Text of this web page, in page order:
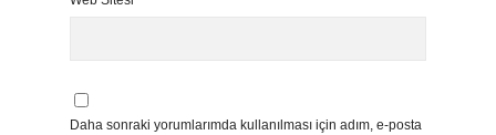
Daha sonraki yorumlarımda kullanılması için adım, e-posta